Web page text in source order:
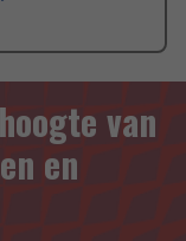
van
en